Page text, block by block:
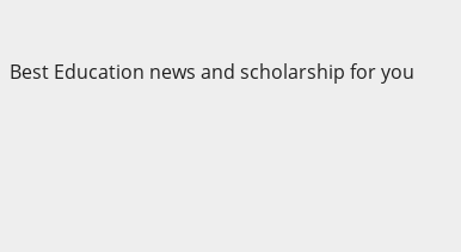
Best Education news and scholarship for you